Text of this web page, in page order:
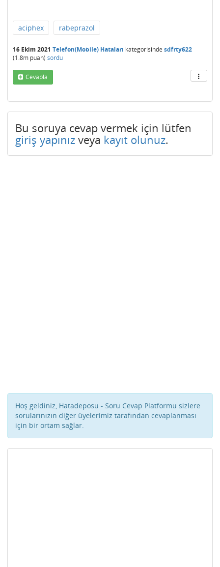
aciphex rabeprazol
16 Ekim 2021 Telefon(Mobile) Hataları kategorisinde sdfrty622
(1.8m puan) sordu
Cevapla
Bu soruya cevap vermek için lütfen
giriş yapınız veya kayıt olunuz.
Hoş geldiniz, Hatadeposu - Soru Cevap Platformu sizlere
sorularınızın diğer üyelerimiz tarafından cevaplanması
için bir ortam sağlar.